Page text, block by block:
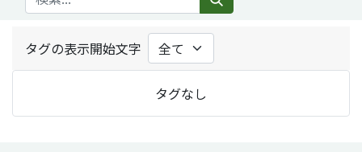
タグの表示開始文字
タグなし